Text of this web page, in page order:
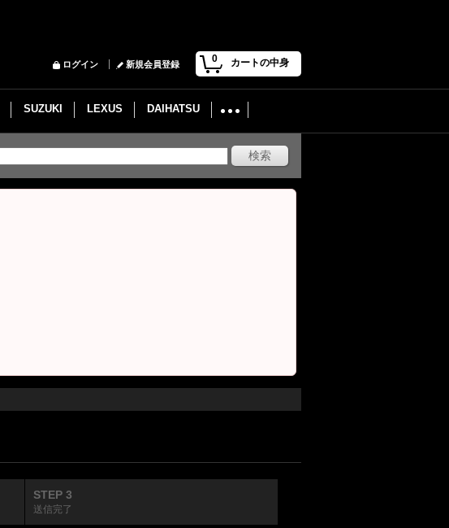
0 カートの中身
ログイン 新規会員登録
SUZUKI LEXUS DAIHATSU
STEP 3
送信完了